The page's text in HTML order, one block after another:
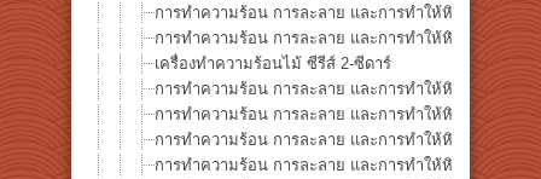
การทำความร้อน การละลาย และการทำให้หินกลายเป็นแ
การทำความร้อน การละลาย และการทำให้หินกลายเป็น
เครื่องทำความร้อนไม้ ซีรีส์ 2-ซีดาร์
การทำความร้อน การละลาย และการทำให้หินกลายเป็นแ
การทำความร้อน การละลาย และการทำให้หินกลายเป็น
การทำความร้อน การละลาย และการทำให้หินกลายเป็น
การทำความร้อน การละลาย และการทำให้หินกลายเป็น